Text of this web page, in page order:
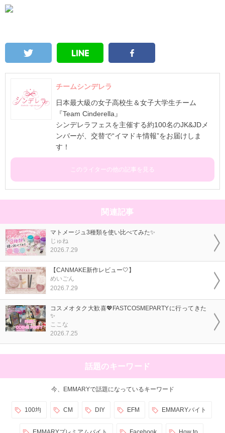
チームシンデレラ
日本最大級の女子高校生＆女子大学生チーム
『Team Cinderella』
シンデレラフェスを主催する約100名のJK&JDメ
ンバーが、交替で“イマドキ情報”をお届けしま
す！
このライターの他の記事を見る
関連記事
マトメージュ3種類を使い比べてみた✨
じゅね
2026.7.29
【CANMAKE新作レビュー🤍】
めいごん
2026.7.29
コスメオタク大歓喜💖FASTCOSMEPARTYに行ってきた
✨
ここな
2026.7.25
話題のキーワード
今、EMMARYで話題になっているキーワード
100均 CM DIY EFM EMMARYバイト